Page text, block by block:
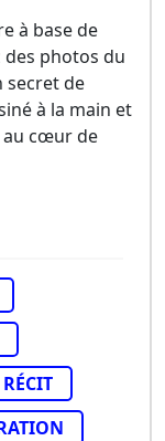
à base de
des photos du
secret de
à la main et
au cœur de
RÉCIT